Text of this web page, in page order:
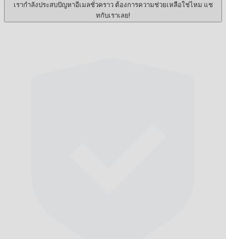
เรากำลังประสบปัญหาอีเมลชั่วคราว ต้องการความช่วยเหลือใช่ไหม แช
ทกับเราเลย!